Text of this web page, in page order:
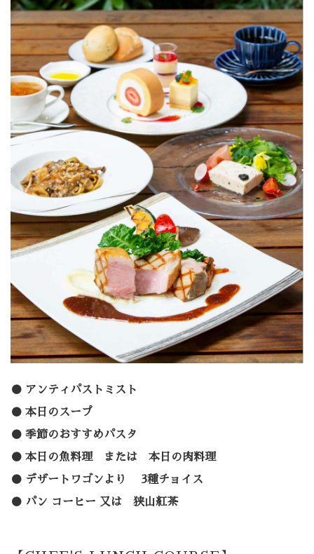
アンティパストミスト
本日のスープ
季節のおすすめパスタ
本日の魚料理 または 本日の肉料理
デザートワゴンより 3種チョイス
パン コーヒー 又は 狭山紅茶